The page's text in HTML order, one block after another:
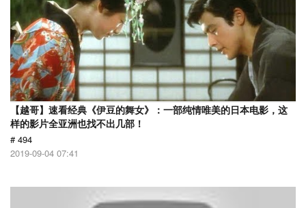
【越哥】速看经典《伊豆的舞女》：一部纯情唯美的日本电影，这
样的影片全亚洲也找不出几部！
# 494
2019-09-04 07:41